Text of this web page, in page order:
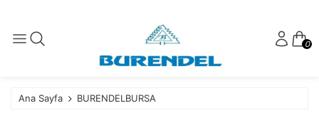
0
Ana Sayfa BURENDELBURSA